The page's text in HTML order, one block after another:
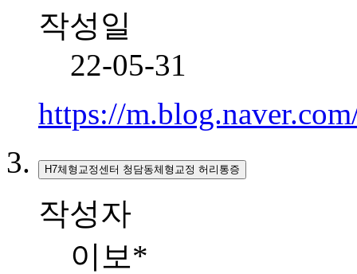
작성일
22-05-31
https://
H7체형교정센터 청담동체형교정 허리통증
작성자
이보*